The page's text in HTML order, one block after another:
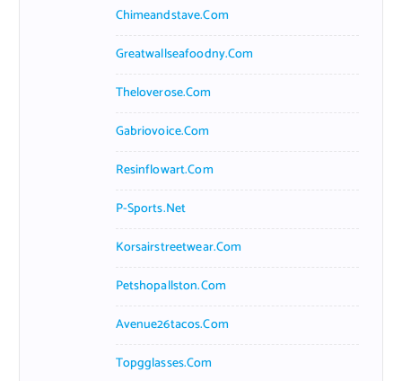
Chimeandstave.com
Greatwallseafoodny.com
Theloverose.com
Gabriovoice.com
Resinflowart.com
P-Sports.net
Korsairstreetwear.com
Petshopallston.com
Avenue26tacos.com
Topgglasses.com